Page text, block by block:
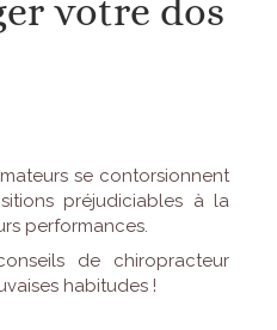
votre dos
se contorsionnent
préjudiciables à la
performances.
de chiropracteur
habitudes !